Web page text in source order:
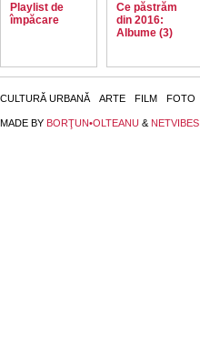
Playlist de
împăcare
Ce păstrăm
din 2016:
Albume (3)
CULTURĂ URBANĂ ARTE FILM FOTO
MADE BY BORŢUN•OLTEANU & NETVIBES